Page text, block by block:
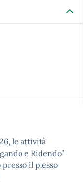
le attività
e Ridendo”
il plesso